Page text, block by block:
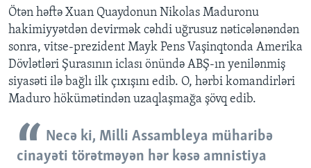
Ötən həftə Xuan Quaydonun Nikolas Maduronu
hakimiyyətdən devirmək cəhdi uğrusuz nəticələnəndən
sonra, vitse-prezident Mayk Pens Vaşinqtonda Amerika
Dövlətləri Şurasının iclası önündə ABŞ-ın yenilənmiş
siyasəti ilə bağlı ilk çıxışını edib. O, hərbi komandirləri
Maduro hökümətindən uzaqlaşmağa şövq edib.
Necə ki, Milli Assambleya müharibə
cinayəti törətməyən hər kəsə amnistiya